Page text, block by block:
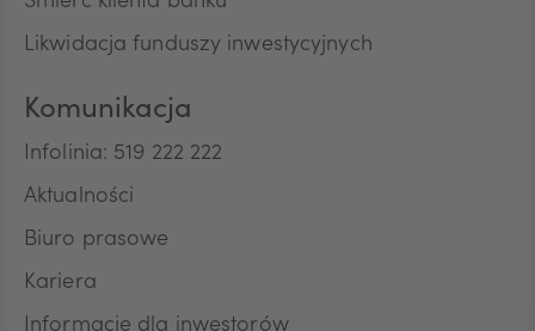
Likwidacja funduszy inwestycyjnych
Komunikacja
Infolinia: 519 222 222
Aktualności
Biuro prasowe
Kariera
Informacje dla inwestorów